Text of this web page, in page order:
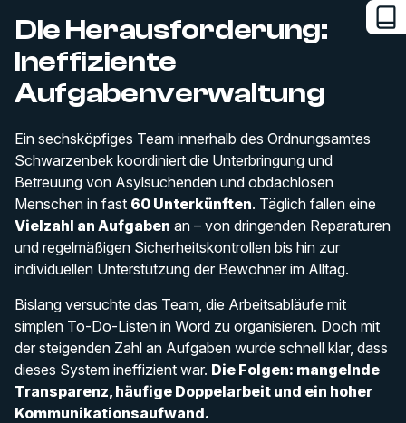
Die Herausforderung:
Ineffiziente
Aufgabenverwaltung
Ein sechsköpfiges Team innerhalb des Ordnungsamtes
Schwarzenbek koordiniert die Unterbringung und
Betreuung von Asylsuchenden und obdachlosen
Menschen in fast 60 Unterkünften. Täglich fallen eine
Vielzahl an Aufgaben an – von dringenden Reparaturen
und regelmäßigen Sicherheitskontrollen bis hin zur
individuellen Unterstützung der Bewohner im Alltag.
Bislang versuchte das Team, die Arbeitsabläufe mit
simplen To-Do-Listen in Word zu organisieren. Doch mit
der steigenden Zahl an Aufgaben wurde schnell klar, dass
dieses System ineffizient war. Die Folgen: mangelnde
Transparenz, häufige Doppelarbeit und ein hoher
Kommunikationsaufwand.